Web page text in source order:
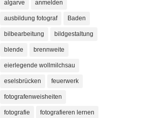
algarve anmelden
ausbildung fotograf Baden
bilbearbeitung bildgestaltung
blende brennweite
eierlegende wollmilchsau
eselsbrücken feuerwerk
fotografenweisheiten
fotografie fotografieren lernen